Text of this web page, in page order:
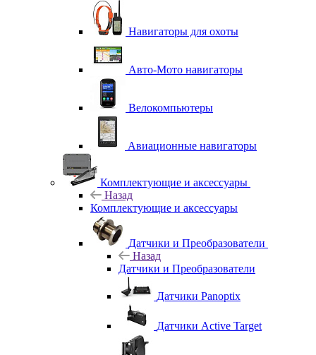
Навигаторы для охоты
Авто-Мото навигаторы
Велокомпьютеры
Авиационные навигаторы
Комплектующие и аксессуары
Назад
Комплектующие и аксессуары
Датчики и Преобразователи
Назад
Датчики и Преобразователи
Датчики Panoptix
Датчики Active Target